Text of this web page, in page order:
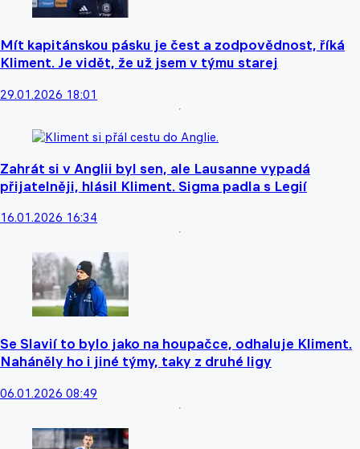
Mít kapitánskou pásku je čest a zodpovědnost, říká
Kliment. Je vidět, že už jsem v týmu starej
29.01.2026 18:01
Zahrát si v Anglii byl sen, ale Lausanne vypadá
přijatelněji, hlásil Kliment. Sigma padla s Legií
16.01.2026 16:34
Se Slavií to bylo jako na houpačce, odhaluje Kliment.
Naháněly ho i jiné týmy, taky z druhé ligy
06.01.2026 08:49